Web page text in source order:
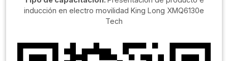
inducción en electro movilidad King Long XMQ6130e
Tech